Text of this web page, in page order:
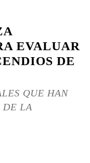
EVALUAR
DE
QUE HAN
DE LA